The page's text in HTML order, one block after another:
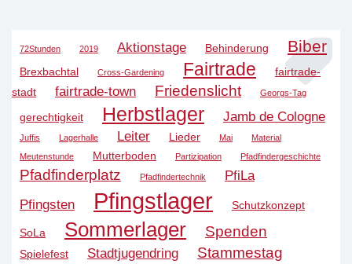
72Stunden 2019 Aktionstage Behinderung Biber
Brexbachtal Cross-Gardening Fairtrade
fairtrade-
stadt
fairtrade-town Friedenslicht Georgs-Tag
gerechtigkeit Herbstlager Jamb de Cologne
Juffis Lagerhalle Leiter Lieder Mai
Material
Meutenstunde
Mutterboden Partizipation Pfadfindergeschichte
Pfadfinderplatz Pfadfindertechnik
PfiLa
Pfingsten
Pfingstlager Schutzkonzept
SoLa Sommerlager Spenden
Spielefest Stadtjugendring Stammestag